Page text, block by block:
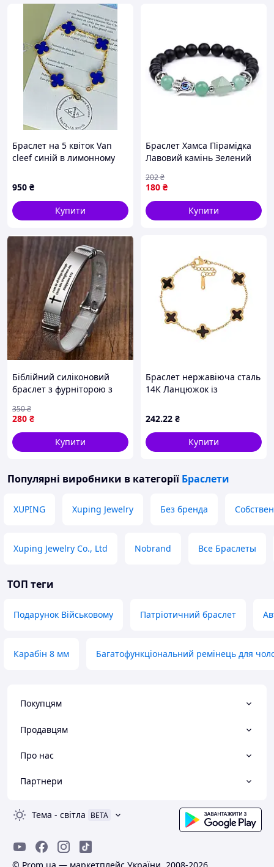
Браслет на 5 квіток Van
cleef синій в лимонному
950 ₴
Купити
Браслет Хамса Пірамідка
Лавовий камінь Зелений
180 ₴
202₴
Купити
Біблійний силіконовий
браслет з фурніторою з
гравіюванням "Я можу все
через Христа, який
зміцнює мене"
280 ₴
350₴
Купити
Браслет нержавіюча сталь
14К Ланцюжок із
20.5см х 1.5-11мм (350571)
ТМ XUPING
242.22 ₴
Купити
Популярні виробники в категорії Браслети
XUPING Xuping Jewelry Без бренда
Xuping Jewelry Co., Ltd Nobrand Все Браслеты
ТОП теги
Подарунок Військовому Патріотичний браслет
Карабін 8 мм Багатофункціональний ремінець для
Покупцям
Продавцям
Про нас
Партнери
Тема - світла BETA